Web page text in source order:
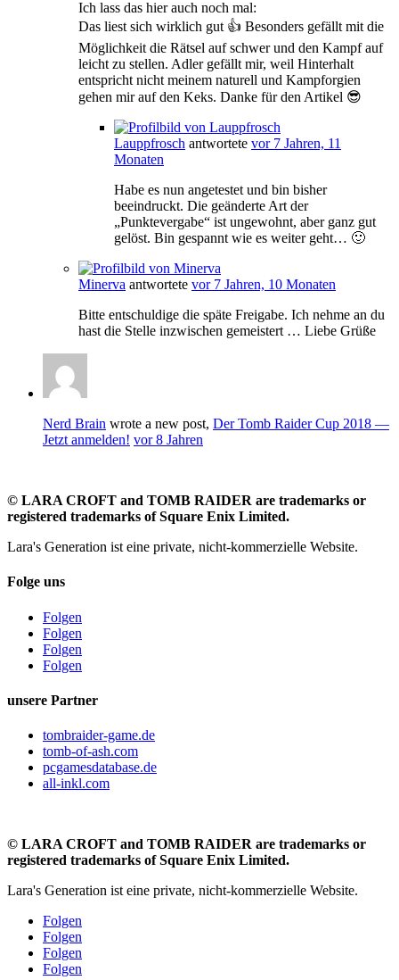
Ich lass das hier auch noch mal:
Das liest sich wirklich gut 👍 Besonders gefällt mit die
Möglichkeit die Rätsel auf schwer und den Kampf auf
leicht zu stellen. Adler gefällt mir, weil Hinterhalt
entspricht nicht meinem naturell und Kampforgien
gehen mir auf den Keks. Danke für den Artikel 😎
Lauppfrosch antwortete vor 7 Jahren, 11
Monaten
Habe es nun angetestet und bin bisher
beeindruckt. Die geänderte Art der
„Punktevergabe“ ist ungewohnt, aber ganz gut
gelöst. Bin gespannt wie es weiter geht… 🙂
Minerva antwortete vor 7 Jahren, 10 Monaten
Bitte entschuldige die späte Freigabe. Ich nehme an du
hast die Stelle inzwischen gemeistert … Liebe Grüße
Nerd Brain wrote a new post, Der Tomb Raider Cup 2018 —
Jetzt anmelden! vor 8 Jahren
© LARA CROFT and TOMB RAIDER are trademarks or
registered trademarks of Square Enix Limited.
Lara's Generation ist eine private, nicht-kommerzielle Website.
Folge uns
Folgen
Folgen
Folgen
Folgen
unsere Partner
tombraider-game.de
tomb-of-ash.com
pcgamesdatabase.de
all-inkl.com
© LARA CROFT and TOMB RAIDER are trademarks or
registered trademarks of Square Enix Limited.
Lara's Generation ist eine private, nicht-kommerzielle Website.
Folgen
Folgen
Folgen
Folgen